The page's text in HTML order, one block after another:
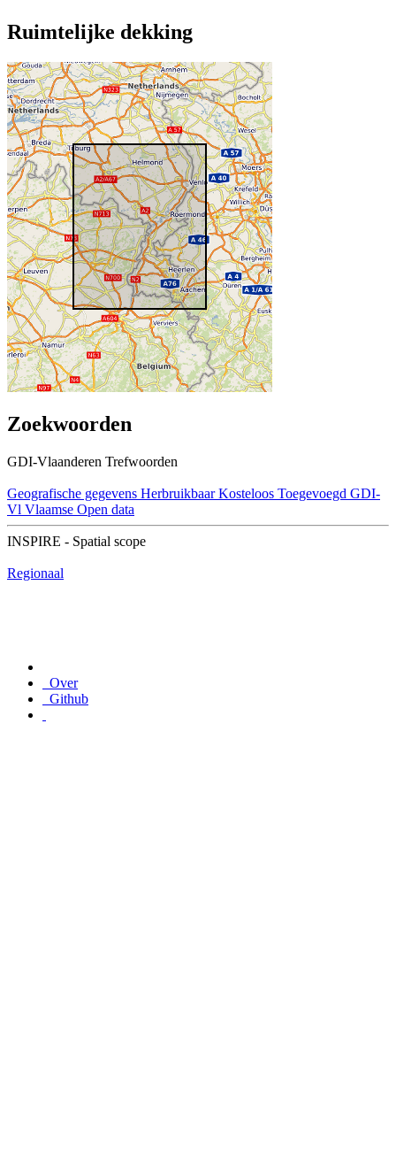
Ruimtelijke dekking
Zoekwoorden
GDI-Vlaanderen Trefwoorden
Geografische gegevens Herbruikbaar Kosteloos Toegevoegd GDI-
Vl Vlaamse Open data
INSPIRE - Spatial scope
Regionaal
Over
Github